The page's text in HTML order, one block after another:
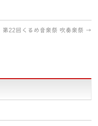
第22回くるめ音楽祭 吹奏楽祭 →